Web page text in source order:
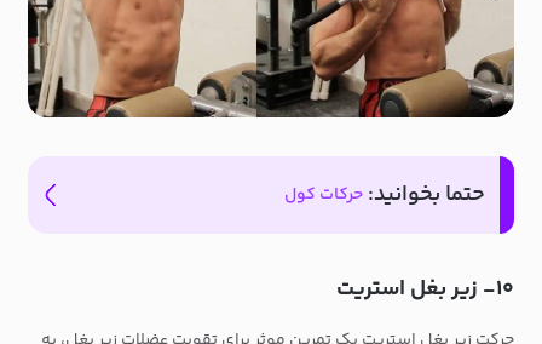
حتما بخوانید: حرکات کول
۱۰- زیر بغل استریت